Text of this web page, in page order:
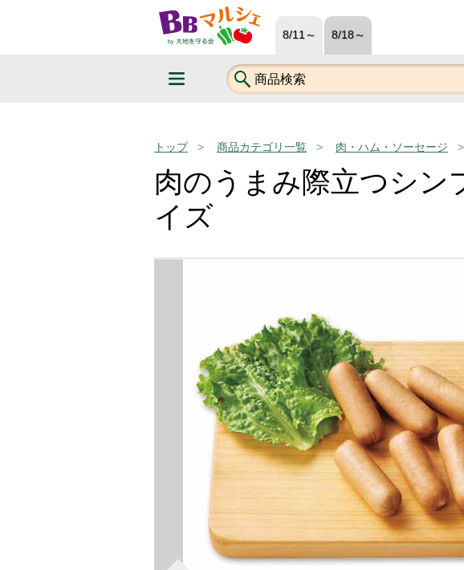
8/11～ 8/18～
トップ 商品カテゴリ一覧 肉・ハム・ソーセージ
肉のうまみ際立つシン
イズ